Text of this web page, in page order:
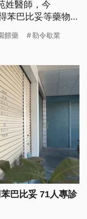
姓醫師，今
苯巴比妥等藥物病
保。
餵藥 勒令歇業
巴比妥 71人專診